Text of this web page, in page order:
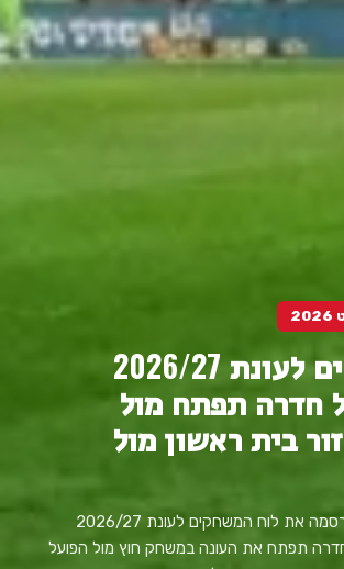
לוח המשחקים לעונת 2026/27
חדרה תפתח מול
בית ראשון מול
ההתאחדות לכדורגל פרסמה את לוח המשחקים לעונת 2026/27
תפתח את העונה במשחק חוץ מול הפועל